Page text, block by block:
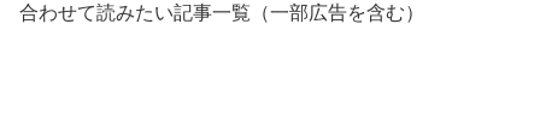
合わせて読みたい記事一覧（一部広告を含む）